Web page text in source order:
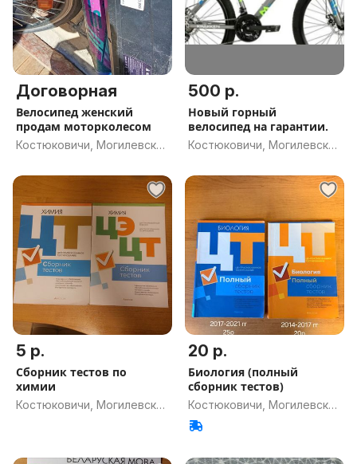
Договорная
Велосипед женский
продам моторколесом
Костюковичи, Могилевская
500 р.
Новый горный
велосипед на гарантии.
Костюковичи, Могилевская
5 р.
Сборник тестов по
химии
Костюковичи, Могилевская
20 р.
Биология (полный
сборник тестов)
Костюковичи, Могилевская
обл.